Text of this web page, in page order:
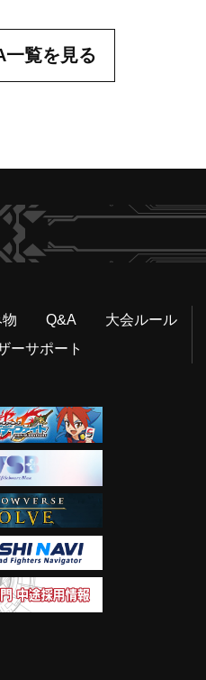
覧を見る
ァンガードch
Q&A
大会ルール
ーサポート